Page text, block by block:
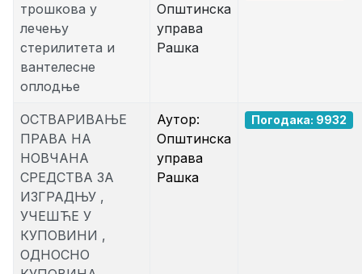
трошкова у
лечењу
стерилитета и
вантелеснe
оплодњe
Општинска
управа
Рашка
ОСТВАРИВАЊЕ
ПРАВА НА
НОВЧАНА
СРЕДСТВА ЗА
ИЗГРАДЊУ ,
УЧЕШЋЕ У
КУПОВИНИ ,
ОДНОСНО
Аутор:
Општинска
управа
Рашка
Погодака: 9932